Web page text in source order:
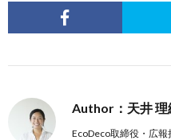
Author：天井 理
EcoDeco取締役・広